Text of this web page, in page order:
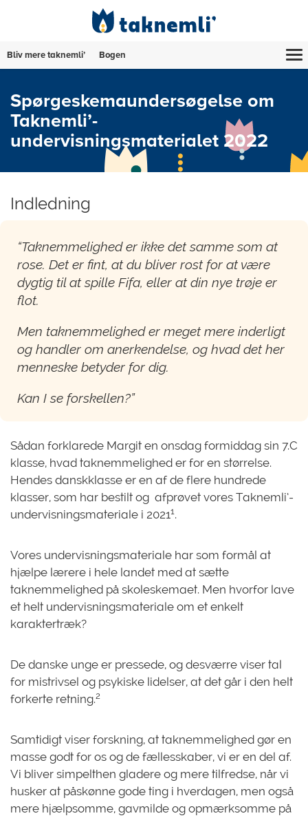
Bliv mere taknemli’ Bogen
Spørgeskemaundersøgelse om
Taknemli’-
undervisningsmaterialet 2022
Indledning
“Taknemmelighed er ikke det samme som at
rose. Det er fint, at du bliver rost for at være
dygtig til at spille Fifa, eller at din nye trøje er
flot.
Men taknemmelighed er meget mere inderligt
og handler om anerkendelse, og hvad det her
menneske betyder for dig.
Kan I se forskellen?”
Sådan forklarede Margit en onsdag formiddag sin 7.C
klasse, hvad taknemmelighed er for en størrelse.
Hendes danskklasse er en af de flere hundrede
klasser, som har bestilt og afprøvet vores Taknemli’-
undervisningsmateriale i 20211 .
Vores undervisningsmateriale har som formål at
hjælpe lærere i hele landet med at sætte
taknemmelighed på skoleskemaet. Men hvorfor lave
et helt undervisningsmateriale om et enkelt
karaktertræk?
De danske unge er pressede, og desværre viser tal
for mistrivsel og psykiske lidelser, at det går i den helt
forkerte retning.2
Samtidigt viser forskning, at taknemmelighed gør en
masse godt for os og de fællesskaber, vi er en del af.
Vi bliver simpelthen gladere og mere tilfredse, når vi
husker at påskønne gode ting i hverdagen, men også
mere hjælpsomme, gavmilde og opmærksomme på